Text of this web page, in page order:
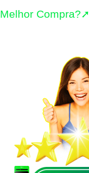
o
Melhor Compra?➚